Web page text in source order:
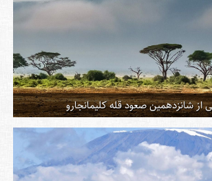
از شانزدهمین صعود قله کلیمانجارو